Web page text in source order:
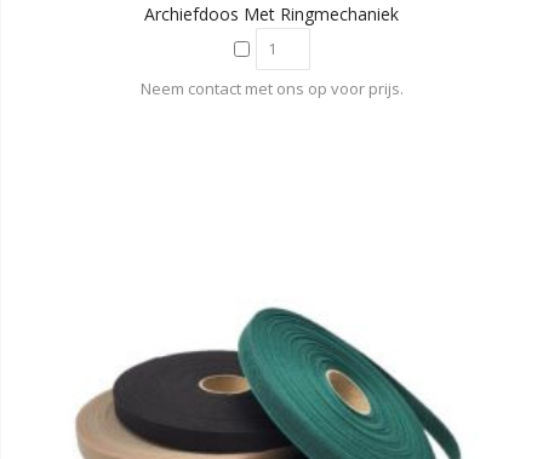
Archiefdoos Met Ringmechaniek
Neem contact met ons op voor prijs.